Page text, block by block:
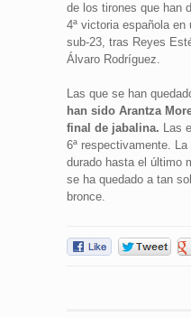
de los tirones que han
4ª victoria española en
sub-23, tras Reyes
Álvaro Rodríguez.
Las que se han
han sido Arantza
final de jabalina. Las
6ª respectivamente.
durado hasta el último
se ha quedado a tan
bronce.